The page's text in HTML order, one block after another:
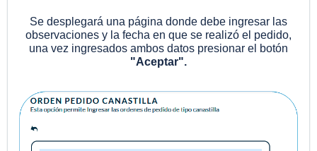
Se desplegará una página donde debe ingresar las
observaciones y la fecha en que se realizó el pedido,
una vez ingresados ambos datos presionar el botón
"Aceptar".